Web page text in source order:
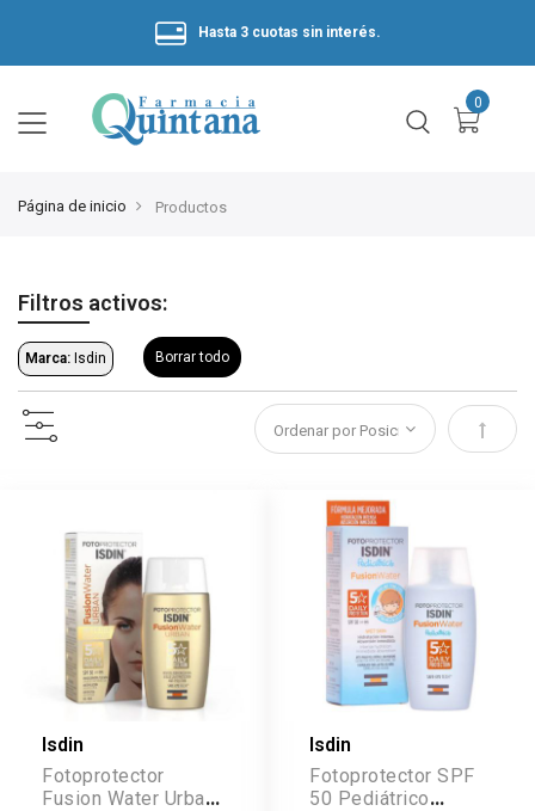
Hasta 3 cuotas sin interés.
Página de inicio Productos
Filtros activos:
Marca: Isdin Borrar todo
Isdin
Fotoprotector
Fusion Water Urban
Isdin
Fotoprotector SPF
50 Pediátrico